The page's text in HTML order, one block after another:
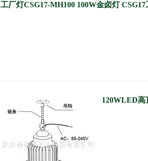
工厂灯CSG17-MH100 100W金卤灯
120WLED